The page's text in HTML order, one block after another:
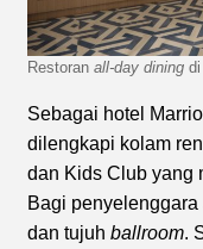
Restoran all-day dining
Sebagai hotel
dilengkapi kolam
dan Kids Club yang
Bagi
dan tujuh ballroom.